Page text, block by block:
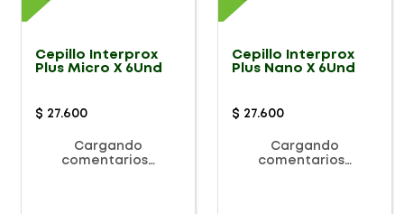
Cepillo Interprox
Plus Micro X 6Und
$ 27.600
Cargando
comentarios…
Cepillo Interprox
Plus Nano X 6Und
$ 27.600
Cargando
comentarios…